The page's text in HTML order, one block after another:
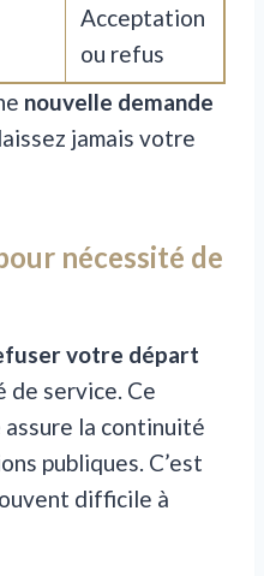
Acceptation
ou refus
nouvelle demande
jamais votre
nécessité de
votre départ
de service. Ce
la continuité
publiques. C’est
difficile à